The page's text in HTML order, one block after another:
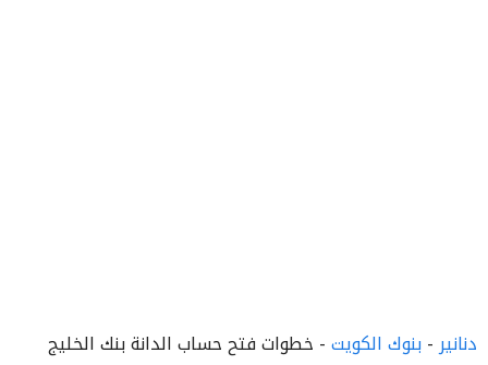
دنانير-بنوك الكويت- خطوات فتح حساب الدانة بنك الخليج